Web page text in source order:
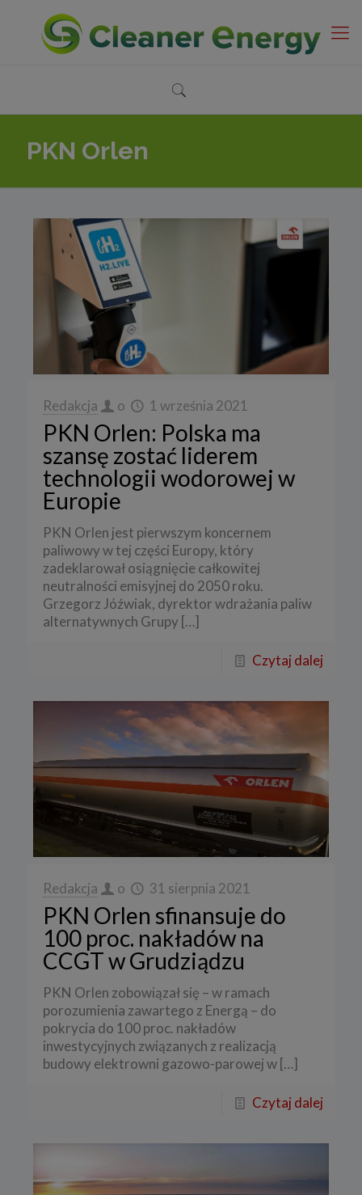
PKN Orlen
Redakcja o 1 września 2021
PKN Orlen: Polska ma
szansę zostać liderem
technologii wodorowej w
Europie
PKN Orlen jest pierwszym koncernem
paliwowy w tej części Europy, który
zadeklarował osiągnięcie całkowitej
neutralności emisyjnej do 2050 roku.
Grzegorz Jóźwiak, dyrektor wdrażania paliw
alternatywnych Grupy […]
Czytaj dalej
Redakcja o 31 sierpnia 2021
PKN Orlen sfinansuje do
100 proc. nakładów na
CCGT w Grudziądzu
PKN Orlen zobowiązał się – w ramach
porozumienia zawartego z Energą – do
pokrycia do 100 proc. nakładów
inwestycyjnych związanych z realizacją
budowy elektrowni gazowo-parowej w […]
Czytaj dalej